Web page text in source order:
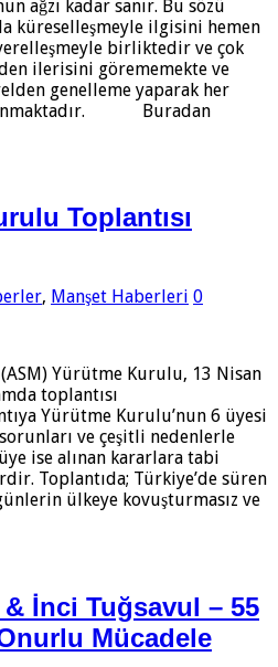
ağzı kadar sanır. Bu sözü
küreselleşmeyle ilgisini hemen
birliktedir ve çok
ilerisini görememekte ve
genelleme yaparak her
Buradan
Toplantısı
, Manşet Haberleri 0
Yürütme Kurulu, 13 Nisan
toplantısı
Yürütme Kurulu’nun 6 üyesi
sorunları ve çeşitli nedenlerle
ise alınan kararlara tabi
Toplantıda; Türkiye’de süren
ülkeye kovuşturmasız ve
İnci Tuğsavul – 55
Mücadele